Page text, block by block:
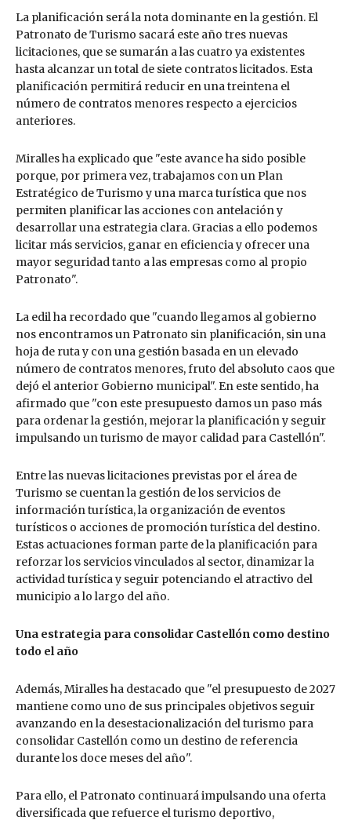
La planificación será la nota dominante en la gestión. El
Patronato de Turismo sacará este año tres nuevas
licitaciones, que se sumarán a las cuatro ya existentes
hasta alcanzar un total de siete contratos licitados. Esta
planificación permitirá reducir en una treintena el
número de contratos menores respecto a ejercicios
anteriores.
Miralles ha explicado que "este avance ha sido posible
porque, por primera vez, trabajamos con un Plan
Estratégico de Turismo y una marca turística que nos
permiten planificar las acciones con antelación y
desarrollar una estrategia clara. Gracias a ello podemos
licitar más servicios, ganar en eficiencia y ofrecer una
mayor seguridad tanto a las empresas como al propio
Patronato".
La edil ha recordado que "cuando llegamos al gobierno
nos encontramos un Patronato sin planificación, sin una
hoja de ruta y con una gestión basada en un elevado
número de contratos menores, fruto del absoluto caos que
dejó el anterior Gobierno municipal". En este sentido, ha
afirmado que "con este presupuesto damos un paso más
para ordenar la gestión, mejorar la planificación y seguir
impulsando un turismo de mayor calidad para Castellón".
Entre las nuevas licitaciones previstas por el área de
Turismo se cuentan la gestión de los servicios de
información turística, la organización de eventos
turísticos o acciones de promoción turística del destino.
Estas actuaciones forman parte de la planificación para
reforzar los servicios vinculados al sector, dinamizar la
actividad turística y seguir potenciando el atractivo del
municipio a lo largo del año.
Una estrategia para consolidar Castellón como destino
todo el año
Además, Miralles ha destacado que "el presupuesto de 2027
mantiene como uno de sus principales objetivos seguir
avanzando en la desestacionalización del turismo para
consolidar Castellón como un destino de referencia
durante los doce meses del año".
Para ello, el Patronato continuará impulsando una oferta
diversificada que refuerce el turismo deportivo,